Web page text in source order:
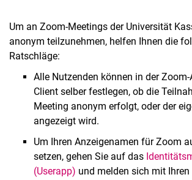
Um an Zoom-Meetings der Universität
anonym teilzunehmen, helfen Ihnen die
Ratschläge:
Alle Nutzenden können in der
Client selber festlegen, ob die
Meeting anonym erfolgt, oder der
angezeigt wird.
Um Ihren Anzeigenamen für Zoom
setzen, gehen Sie auf das
(Userapp) und melden sich mit Ihren